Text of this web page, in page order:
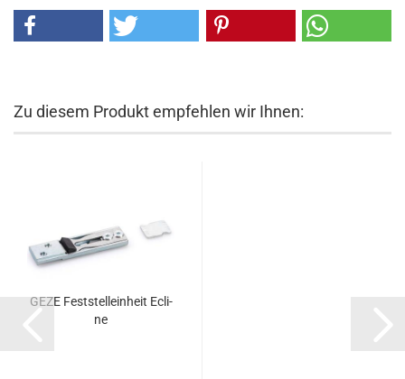
Zu diesem Produkt empfehlen wir Ihnen:
GEZE Fest­stell­ein­heit Ecli­
ne